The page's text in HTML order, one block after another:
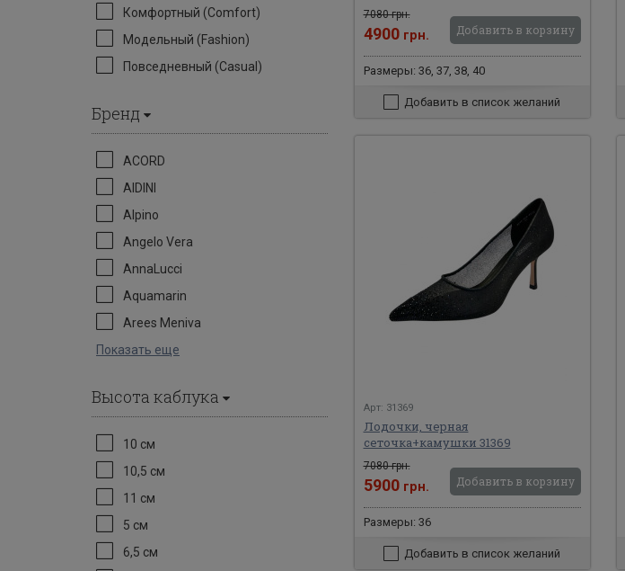
Комфортный (Comfort)
Модельный (Fashion)
Повседневный (Casual)
Бренд
ACORD
AIDINI
Alpino
Angelo Vera
AnnaLucci
Aquamarin
Arees Meniva
Показать еще
Высота каблука
10 см
10,5 см
11 см
5 см
6,5 см
7080 грн.
4900 грн. Добавить в корзину
Размеры: 36, 37, 38, 40
Добавить в список желаний
Арт: 31369
Лодочки, черная
сеточка+камушки 31369
7080 грн.
5900 грн. Добавить в корзину
Размеры: 36
Добавить в список желаний